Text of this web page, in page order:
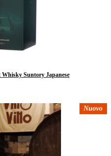
Suntory Japanese
Nuovo